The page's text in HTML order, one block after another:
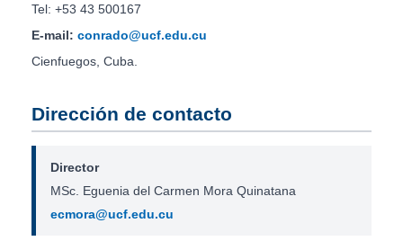
Tel: +53 43 500167
E-mail: conrado@ucf.edu.cu
Cienfuegos, Cuba.
Dirección de contacto
Director
MSc. Eguenia del Carmen Mora Quinatana
ecmora@ucf.edu.cu